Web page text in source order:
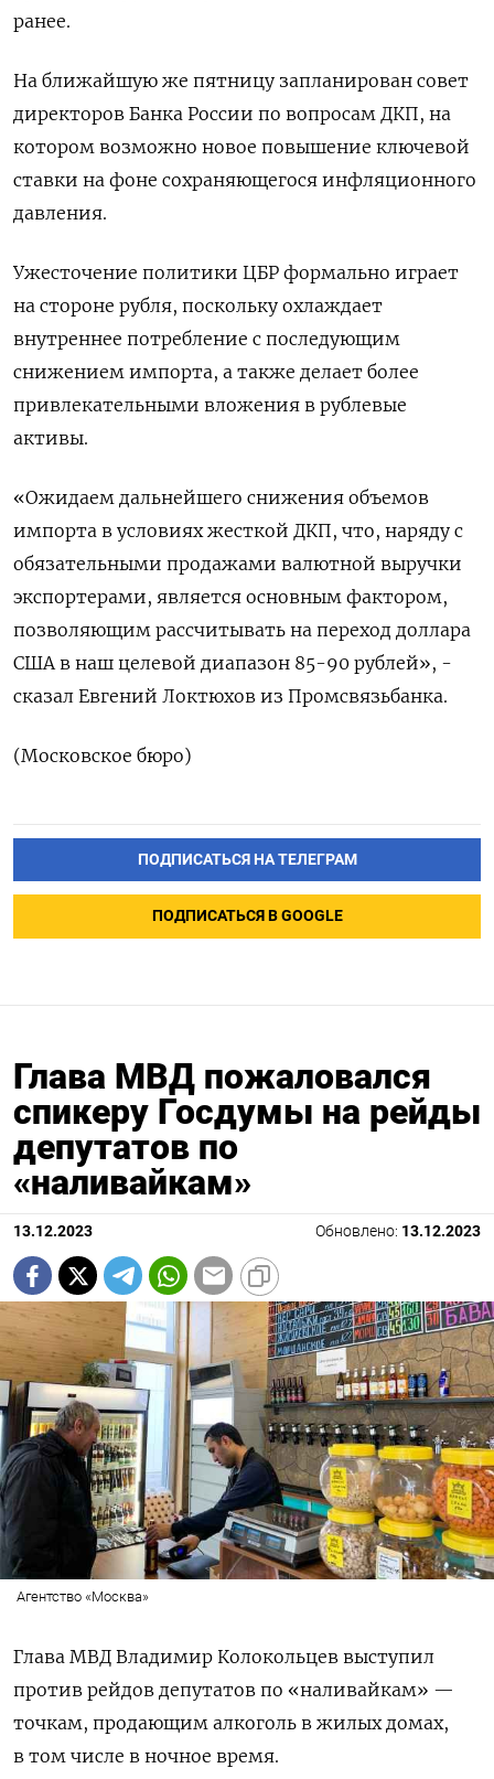
ранее.
На ближайшую же пятницу запланирован совет
директоров Банка России по вопросам ДКП, на
котором возможно новое повышение ключевой
ставки на фоне сохраняющегося инфляционного
давления.
Ужесточение политики ЦБР формально играет
на стороне рубля, поскольку охлаждает
внутреннее потребление с последующим
снижением импорта, а также делает более
привлекательными вложения в рублевые
активы.
«Ожидаем дальнейшего снижения объемов
импорта в условиях жесткой ДКП, что, наряду с
обязательными продажами валютной выручки
экспортерами, является основным фактором,
позволяющим рассчитывать на переход доллара
США в наш целевой диапазон 85-90 рублей», -
сказал Евгений Локтюхов из Промсвязьбанка.
(Московское бюро)
ПОДПИСАТЬСЯ НА ТЕЛЕГРАМ
ПОДПИСАТЬСЯ В GOOGLE
Глава МВД пожаловался
спикеру Госдумы на рейды
депутатов по
«наливайкам»
13.12.2023 Обновлено: 13.12.2023
Агентство «Москва»
Глава МВД Владимир Колокольцев выступил
против рейдов депутатов по «наливайкам» —
точкам, продающим алкоголь в жилых домах,
в том числе в ночное время.